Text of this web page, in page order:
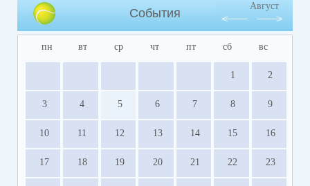
События
Август
пн вт ср чт пт сб вс
1 2
3 4 5 6 7 8 9
10 11 12 13 14 15 16
17 18 19 20 21 22 23